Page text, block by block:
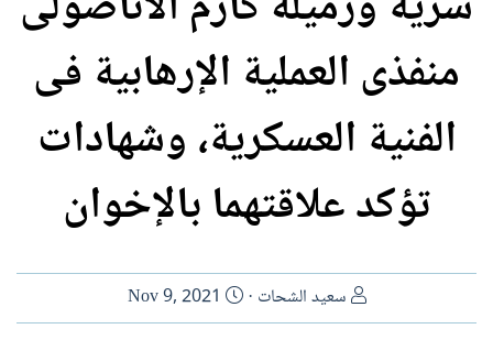
منفذى العملية الإرهابية فى
الفنية العسكرية، وشهادات
تؤكد علاقتهما بالإخوان
ا
ل
سعيد الشحات
ت
ا
Nov 9, 2021